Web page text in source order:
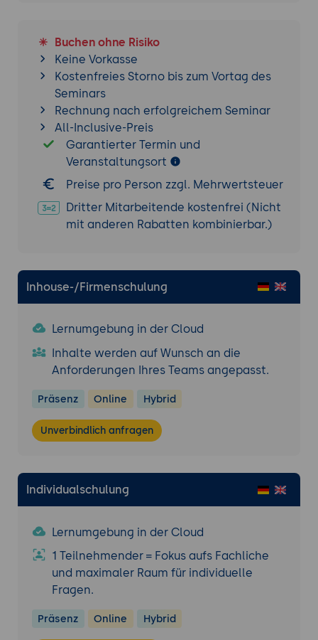
Syslog-Services und Logauswertung
Login-Aktivitäten überwachen
System Initialisierung mit Systemd
Kernel, angepasste Kernel und initrd,
Linux-Bootloader
Der Boot-Vorgang im Detail: EFI-Partition,
GRUB-Bootloader, Kernel, Initrd
Parallelisierte, beschleunigte
Bootprozesse mit systemd/Upstart
Unterschiede/Gemeinsamkeiten systemd
deaktivieren
Software - Management
Paketverwaltung: dpkg/apt(itude),
yum/zypper und rpm
Backup und Recovery
Backup Strategien entwerfen
cron
Printserver - Management
Das Common Unix Printing System (CUPS)
Print Jobs und Queues auf der
Kommandozeile administrieren
Drucker manuell und per CUPS-Web-
Remote Access und Systemrettung
Buchen ohne Risiko
Keine Vorkasse
Kostenfreies Storno bis zum Vortag des
Seminars
Rechnung nach erfolgreichem Seminar
All-Inclusive-Preis
Garantierter Termin und
Veranstaltungsort
Preise pro Person zzgl. Mehrwertsteuer
Dritter Mitarbeitende kostenfrei (Nicht
mit anderen Rabatten kombinierbar.)
Inhouse-/Firmenschulung
Lernumgebung in der Cloud
Inhalte werden auf Wunsch an die
Anforderungen Ihres Teams angepasst.
Präsenz Online Hybrid
Unverbindlich anfragen
Individualschulung
Lernumgebung in der Cloud
1 Teilnehmender = Fokus aufs Fachliche
und maximaler Raum für individuelle
Fragen.
Präsenz Online Hybrid